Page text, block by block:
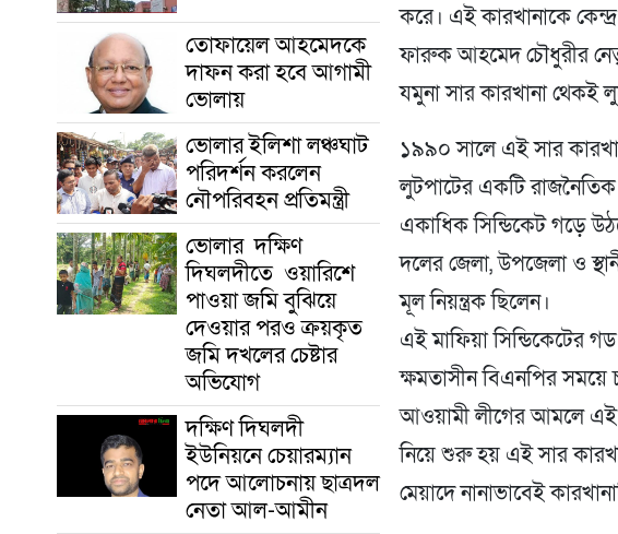
তোফায়েল আহমেদকে
দাফন করা হবে আগামী
ভোলায়
ভোলার ইলিশা লঞ্চঘাট
পরিদর্শন করলেন
নৌপরিবহন প্রতিমন্ত্রী
ভোলার দক্ষিণ
দিঘলদীতে ওয়ারিশে
পাওয়া জমি বুঝিয়ে
দেওয়ার পরও ক্রয়কৃত
জমি দখলের চেষ্টার
অভিযোগ
দক্ষিণ দিঘলদী
ইউনিয়নে চেয়ারম্যান
পদে আলোচনায় ছাত্রদল
নেতা আল-আমীন
করে। এই কারখানাকে
ফারুক আহমেদ চৌধুরীর
যমুনা সার কারখানা থেকই
১৯৯০ সালে এই সার
লুটপাটের একটি রাজনৈতিক
একাধিক সিন্ডিকেট গড়ে
দলের জেলা, উপজেলা ও
মূল নিয়ন্ত্রক ছিলেন।
এই মাফিয়া সিন্ডিকেটের
ক্ষমতাসীন বিএনপির
আওয়ামী লীগের আমলে এই
নিয়ে শুরু হয় এই সার
মেয়াদে নানাভাবেই